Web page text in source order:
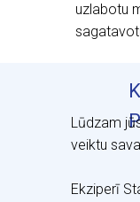
uzlabotu
Lūdzam
veiktu
Ekziperī